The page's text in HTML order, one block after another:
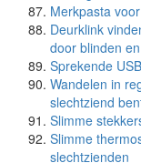
Merkpasta
Deurklink
door blinden
Sprekende
Wandelen in
slechtziend
Slimme
Slimme
slechtzienden